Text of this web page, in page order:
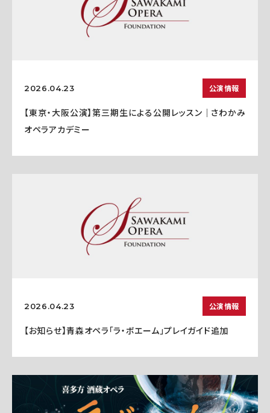
2026.04.23 公演情報
【東京・大阪公演】第三期生による公開レッスン｜さわかみ
オペラアカデミー
2026.04.23 公演情報
【お知らせ】青森オペラ「ラ・ボエーム」プレイガイド追加